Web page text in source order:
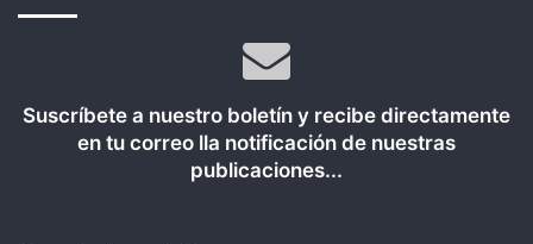
Suscríbete a nuestro boletín y recibe directamente
en tu correo lla notificación de nuestras
publicaciones...